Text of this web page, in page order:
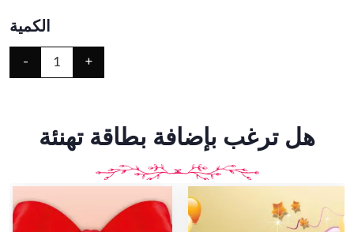
الكمية
- 1 +
هل ترغب بإضافة بطاقة تهنئة